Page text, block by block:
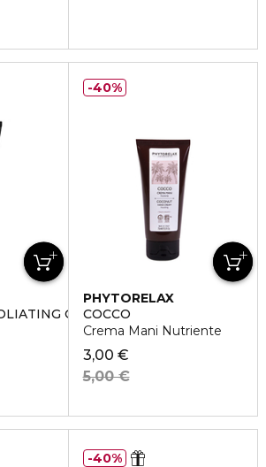
GEL
PHYTORELAX
COCCO
Crema Mani Nutriente
3,00 €
5,00 €
40%
40%